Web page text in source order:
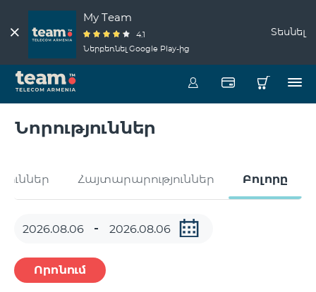
My Team
4.1
Ներբեռնել Google Play-ից
Տեսնել
Նորություններ
Հայտարարություններ Բոլորը
Որոնում